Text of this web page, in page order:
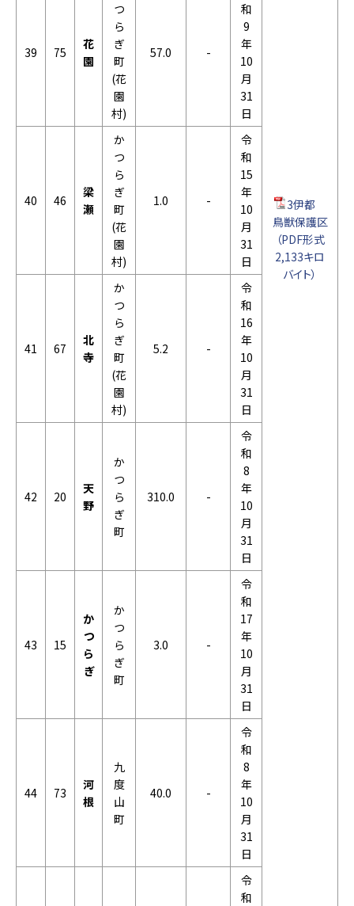
3伊都
鳥獣保護区
（PDF形式
2,133キロ
バイト）
39 75
花
園
つ
ら
ぎ
町
(花
園
村)
57.0 -
和
9
年
10
月
31
日
40 46
梁
瀬
か
つ
ら
ぎ
町
(花
園
村)
1.0 -
令
和
15
年
10
月
31
日
41 67
北
寺
か
つ
ら
ぎ
町
(花
園
村)
5.2 -
令
和
16
年
10
月
31
日
42 20
天
野
か
つ
ら
ぎ
町
310.0 -
令
和
8
年
10
月
31
日
43 15
か
つ
ら
ぎ
か
つ
ら
ぎ
町
3.0 -
令
和
17
年
10
月
31
日
44 73
河
根
九
度
山
町
40.0 -
令
和
8
年
10
月
31
日
令
和